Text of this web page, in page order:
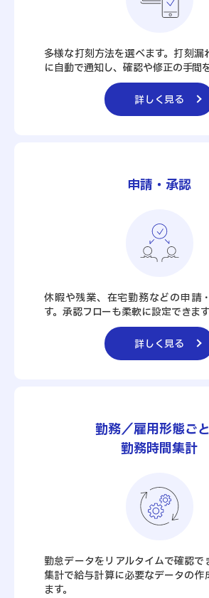
多様な打刻方法を選べます。打刻漏
に自動で通知し、確認や修正の手間
詳しく見る
申請・承認
休暇や残業、在宅勤務などの申請
す。承認フローも柔軟に設定できます
詳しく見る
勤務／雇用形態ご
勤務時間集計
勤怠データをリアルタイムで確認で
集計で給与計算に必要なデータの作
ます。